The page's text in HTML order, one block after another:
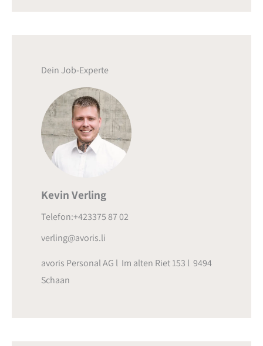
Dein Job-Experte
Kevin Verling
Telefon:+423375 87 02
verling@avoris.li
avoris Personal AG l Im alten Riet 153 l 9494
Schaan